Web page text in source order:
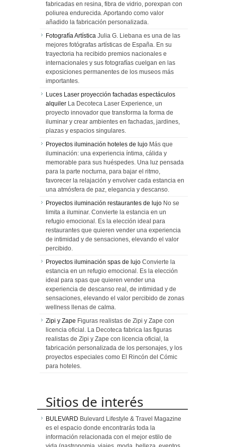
fabricadas en resina, fibra de vidrio, porexpan con
poliurea endurecida. Aportando como valor
añadido la fabricación personalizada.
Fotografía Artística Julia G. Liebana es una de las
mejores fotógrafas artísticas de España. En su
trayectoria ha recibido premios nacionales e
internacionales y sus fotografías cuelgan en las
exposiciones permanentes de los museos más
importantes.
Luces Laser proyección fachadas espectáculos
alquiler La Decoteca Laser Experience, un
proyecto innovador que transforma la forma de
iluminar y crear ambientes en fachadas, jardines,
plazas y espacios singulares.
Proyectos iluminación hoteles de lujo Más que
iluminación: una experiencia íntima, cálida y
memorable para sus huéspedes. Una luz pensada
para la parte nocturna, para bajar el ritmo,
favorecer la relajación y envolver cada estancia en
una atmósfera de paz, elegancia y descanso.
Proyectos iluminación restaurantes de lujo No se
limita a iluminar. Convierte la estancia en un
refugio emocional. Es la elección ideal para
restaurantes que quieren vender una experiencia
de intimidad y de sensaciones, elevando el valor
percibido.
Proyectos iluminación spas de lujo Convierte la
estancia en un refugio emocional. Es la elección
ideal para spas que quieren vender una
experiencia de descanso real, de intimidad y de
sensaciones, elevando el valor percibido de zonas
wellness llenas de calma.
Zipi y Zape Figuras realistas de Zipi y Zape con
licencia oficial. La Decoteca fabrica las figuras
realistas de Zipi y Zape con licencia oficial, la
fabricación personalizada de los personajes, y los
proyectos especiales como El Rincón del Cómic
para hoteles.
Sitios de interés
BULEVARD Bulevard Lifestyle & Travel Magazine
es el espacio donde encontrarás toda la
información relacionada con el mejor estilo de